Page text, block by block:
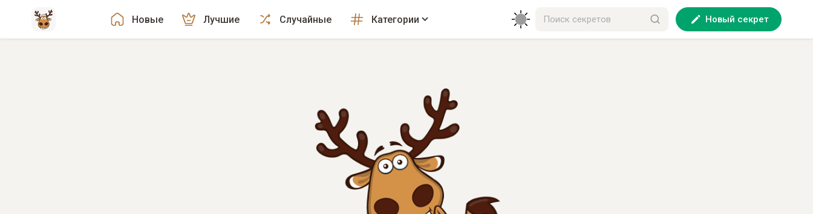
Новые Лучшие Случайные Категории Новый секрет